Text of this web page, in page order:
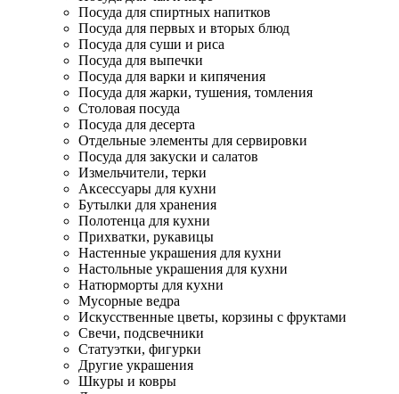
Посуда для спиртных напитков
Посуда для первых и вторых блюд
Посуда для суши и риса
Посуда для выпечки
Посуда для варки и кипячения
Посуда для жарки, тушения, томления
Столовая посуда
Посуда для десерта
Отдельные элементы для сервировки
Посуда для закуски и салатов
Измельчители, терки
Аксессуары для кухни
Бутылки для хранения
Полотенца для кухни
Прихватки, рукавицы
Настенные украшения для кухни
Настольные украшения для кухни
Натюрморты для кухни
Мусорные ведра
Искусственные цветы, корзины с фруктами
Свечи, подсвечники
Статуэтки, фигурки
Другие украшения
Шкуры и ковры